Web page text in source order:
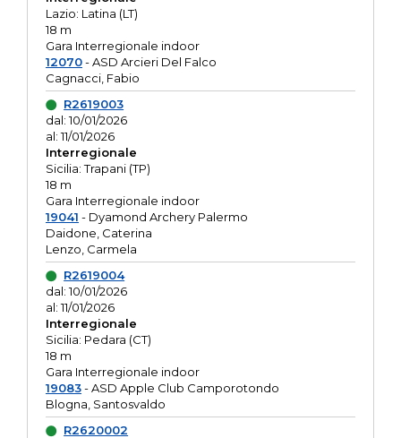
Lazio: Latina (LT)
18 m
Gara Interregionale indoor
12070- ASD Arcieri Del Falco
Cagnacci, Fabio
R2619003
dal: 10/01/2026
al: 11/01/2026
Interregionale
Sicilia: Trapani (TP)
18 m
Gara Interregionale indoor
19041 - Dyamond Archery Palermo
Daidone, Caterina
Lenzo, Carmela
R2619004
dal: 10/01/2026
al: 11/01/2026
Interregionale
Sicilia: Pedara (CT)
18 m
Gara Interregionale indoor
19083- ASD Apple Club Camporotondo
Blogna, Santosvaldo
R2620002